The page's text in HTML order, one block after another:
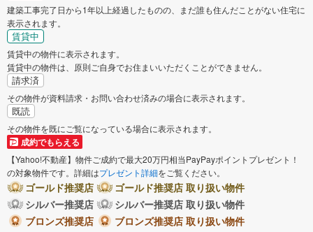
建築工事完了日から1年以上経過したものの、まだ誰も住んだことがない住宅に
表示されます。
賃貸中
賃貸中の物件に表示されます。
賃貸中の物件は、原則ご自身でお住まいいただくことができません。
請求済
その物件が資料請求・お問い合わせ済みの場合に表示されます。
既読
その物件を既にご覧になっている場合に表示されます。
成約でもらえる
【Yahoo!不動産】物件ご成約で最大20万円相当PayPayポイントプレゼント！
の対象物件です。詳細はプレゼント詳細をご覧ください。
ゴールド推奨店
ゴールド推奨店 取り扱い物件
シルバー推奨店
シルバー推奨店 取り扱い物件
ブロンズ推奨店
ブロンズ推奨店 取り扱い物件